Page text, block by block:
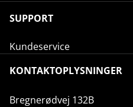
SUPPORT
Kundeservice
KONTAKTOPLYSNINGER
Bregnerødvej 132B